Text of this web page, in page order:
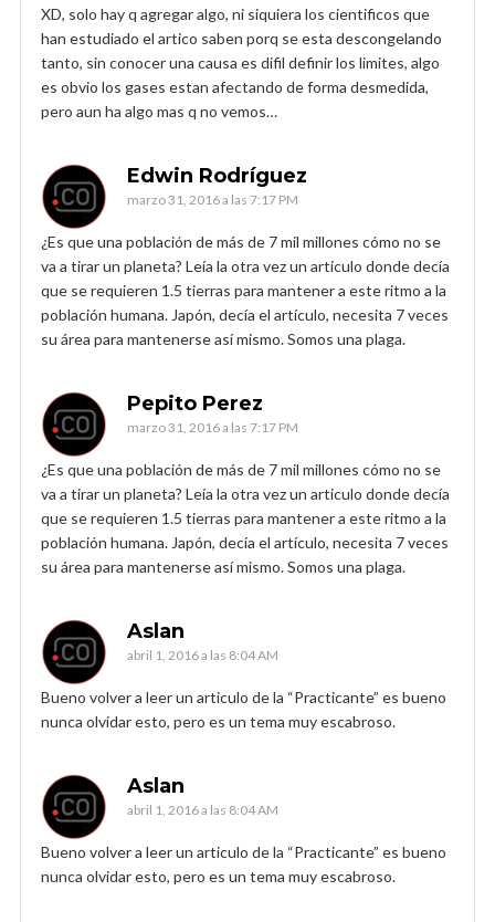
XD, solo hay q agregar algo, ni siquiera los cientificos que
han estudiado el artico saben porq se esta descongelando
tanto, sin conocer una causa es difil definir los limites, algo
es obvio los gases estan afectando de forma desmedida,
pero aun ha algo mas q no vemos…
Edwin Rodríguez
marzo 31, 2016 a las 7:17 PM
¿Es que una población de más de 7 mil millones cómo no se
va a tirar un planeta? Leía la otra vez un articulo donde decía
que se requieren 1.5 tierras para mantener a este ritmo a la
población humana. Japón, decía el artículo, necesita 7 veces
su área para mantenerse así mismo. Somos una plaga.
Pepito Perez
marzo 31, 2016 a las 7:17 PM
¿Es que una población de más de 7 mil millones cómo no se
va a tirar un planeta? Leía la otra vez un articulo donde decía
que se requieren 1.5 tierras para mantener a este ritmo a la
población humana. Japón, decía el artículo, necesita 7 veces
su área para mantenerse así mismo. Somos una plaga.
Aslan
abril 1, 2016 a las 8:04 AM
Bueno volver a leer un articulo de la “Practicante” es bueno
nunca olvidar esto, pero es un tema muy escabroso.
Aslan
abril 1, 2016 a las 8:04 AM
Bueno volver a leer un articulo de la “Practicante” es bueno
nunca olvidar esto, pero es un tema muy escabroso.